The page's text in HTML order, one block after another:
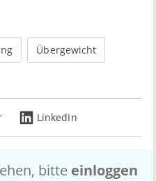
Übergewicht
LinkedIn
bitte einloggen